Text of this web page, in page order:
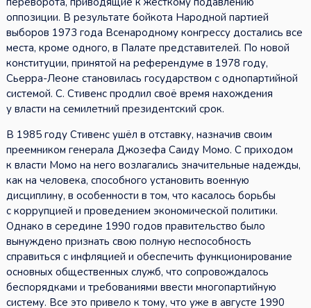
оппозиции. В результате бойкота Народной партией
выборов 1973 года Всенародному конгрессу достались все
места, кроме одного, в Палате представителей. По новой
конституции, принятой на референдуме в 1978 году,
Сьерра-Леоне становилась государством с однопартийной
системой. С. Стивенс продлил своё время нахождения
у власти на семилетний президентский срок.
В 1985 году Стивенс ушёл в отставку, назначив своим
преемником генерала Джозефа Саиду Момо. С приходом
к власти Момо на него возлагались значительные надежды,
как на человека, способного установить военную
дисциплину, в особенности в том, что касалось борьбы
с коррупцией и проведением экономической политики.
Однако в середине 1990 годов правительство было
вынуждено признать свою полную неспособность
справиться с инфляцией и обеспечить функционирование
основных общественных служб, что сопровождалось
беспорядками и требованиями ввести многопартийную
систему. Все это привело к тому, что уже в августе 1990